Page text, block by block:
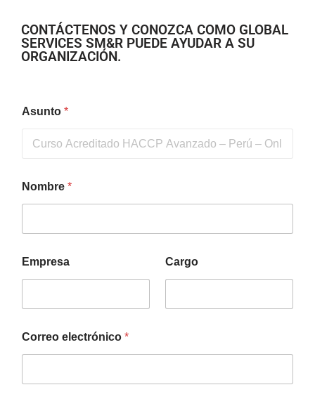
CONTÁCTENOS Y CONOZCA COMO GLOBAL
SERVICES SM&R PUEDE AYUDAR A SU
ORGANIZACIÓN.
Asunto *
Nombre *
Empresa Cargo
Correo electrónico *